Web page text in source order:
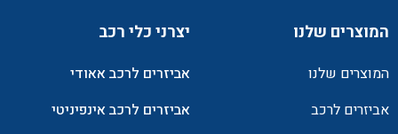
המוצרים שלנו
המוצרים שלנו
אביזרים לרכב
יצרני כלי רכב
אביזרים לרכב אאודי
אביזרים לרכב אינפיניטי